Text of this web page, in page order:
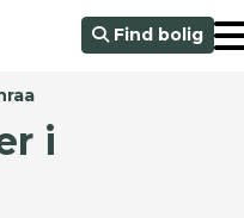
Find bolig
i